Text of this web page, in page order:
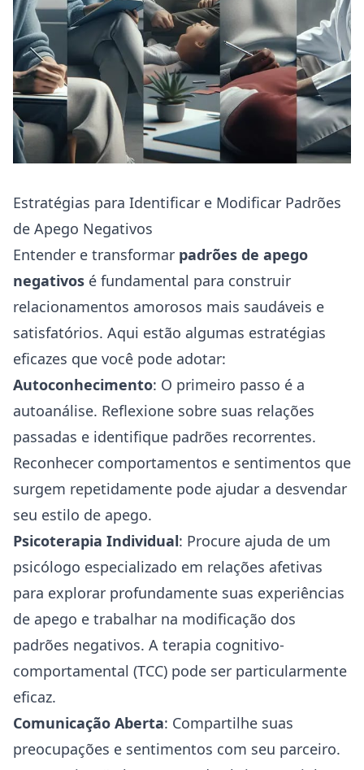
Estratégias para Identificar e Modificar Padrões
de Apego Negativos
Entender e transformar padrões de apego
negativos é fundamental para construir
relacionamentos amorosos mais saudáveis e
satisfatórios. Aqui estão algumas estratégias
eficazes que você pode adotar:
Autoconhecimento: O primeiro passo é a
autoanálise. Reflexione sobre suas relações
passadas e identifique padrões recorrentes.
Reconhecer comportamentos e sentimentos que
surgem repetidamente pode ajudar a desvendar
seu estilo de apego.
Psicoterapia Individual: Procure ajuda de um
psicólogo especializado em relações afetivas
para explorar profundamente suas experiências
de apego e trabalhar na modificação dos
padrões negativos. A terapia cognitivo-
comportamental (TCC) pode ser particularmente
eficaz.
Comunicação Aberta: Compartilhe suas
preocupações e sentimentos com seu parceiro.